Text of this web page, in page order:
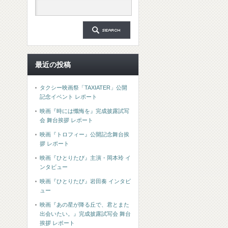
最近の投稿
タクシー映画祭「TAXIATER」公開
記念イベント レポート
映画『時には懺悔を』完成披露試写
会 舞台挨拶 レポート
映画『トロフィー』公開記念舞台挨
拶 レポート
映画『ひとりたび』主演・岡本玲 イ
ンタビュー
映画『ひとりたび』岩田奏 インタビ
ュー
映画『あの星が降る丘で、君とまた
出会いたい。』完成披露試写会 舞台
挨拶 レポート